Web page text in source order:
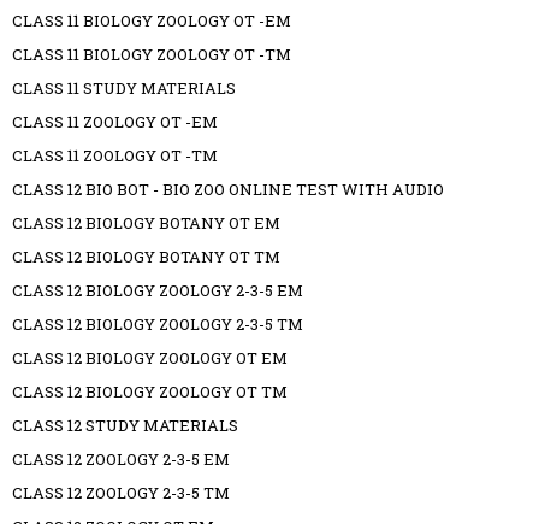
CLASS 11 BIOLOGY ZOOLOGY OT -EM
CLASS 11 BIOLOGY ZOOLOGY OT -TM
CLASS 11 STUDY MATERIALS
CLASS 11 ZOOLOGY OT -EM
CLASS 11 ZOOLOGY OT -TM
CLASS 12 BIO BOT - BIO ZOO ONLINE TEST WITH AUDIO
CLASS 12 BIOLOGY BOTANY OT EM
CLASS 12 BIOLOGY BOTANY OT TM
CLASS 12 BIOLOGY ZOOLOGY 2-3-5 EM
CLASS 12 BIOLOGY ZOOLOGY 2-3-5 TM
CLASS 12 BIOLOGY ZOOLOGY OT EM
CLASS 12 BIOLOGY ZOOLOGY OT TM
CLASS 12 STUDY MATERIALS
CLASS 12 ZOOLOGY 2-3-5 EM
CLASS 12 ZOOLOGY 2-3-5 TM